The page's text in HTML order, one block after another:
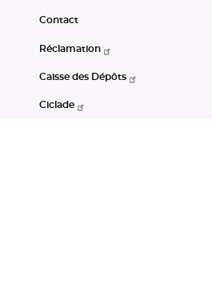
Contact
Réclamation
Caisse des Dépôts
Ciclade